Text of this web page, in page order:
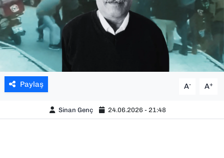
Paylaş A- A+
Sinan Genç 24.06.2026 - 21:48
YAŞAM
YEREL YÖNETİMLER